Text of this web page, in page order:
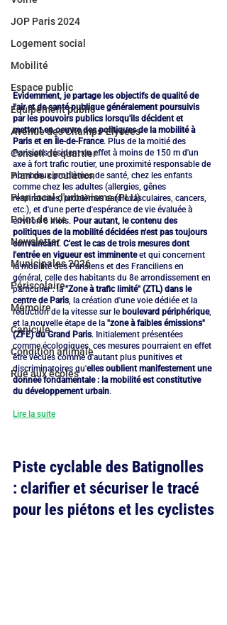
JOP Paris 2024
Logement social
Mobilité
Espace public
Equipement public
Avenue des Champs-Elysées
Conseil de quartier
Plan de circulation
Plan local d'urbanisme (PLU)
Point de vue
Newsletter
Municipales 2026
Périscolaire
Mémoire
Canicule
Condition animale
Rue aux écoles
Evidemment, je partage les objectifs de qualité de
l'air et de santé publique généralement poursuivis
par les pouvoirs publics lorsqu'ils décident et
mettent en oeuvre des politiques de la mobilité à
Paris et en Île-de-France. Plus de la moitié des
Parisiens résident en effet à moins de 150 m d'un
axe à fort trafic routier, une proximité responsable de
nombreux problèmes de santé, chez les enfants
comme chez les adultes (allergies, gênes
respiratoires, problèmes cardiovasculaires, cancers,
etc.), et d'une perte d'espérance de vie évaluée à
environ 6 mois. Pour autant, le contenu des
politiques de la mobilité décidées n'est pas toujours
convaincant. C'est le cas de trois mesures dont
l'entrée en vigueur est imminente et qui concernent
la mobilité des Parisiens et des Franciliens en
général, celle des habitants du 8e arrondissement en
particulier : la "Zone à trafic limité" (ZTL) dans le
centre de Paris, la création d'une voie dédiée et la
réduction de la vitesse sur le boulevard périphérique,
et la nouvelle étape de la "zone à faibles émissions"
(ZFE) du Grand Paris. Initialement présentées
comme écologiques, ces mesures pourraient en effet
être vécues comme d'autant plus punitives et
discriminatoires qu'elles oublient manifestement une
donnée fondamentale : la mobilité est constitutive
du développement urbain.
Lire la suite
Piste cyclable des Batignolles
: clarifier et sécuriser le tracé
pour les piétons et les cyclistes